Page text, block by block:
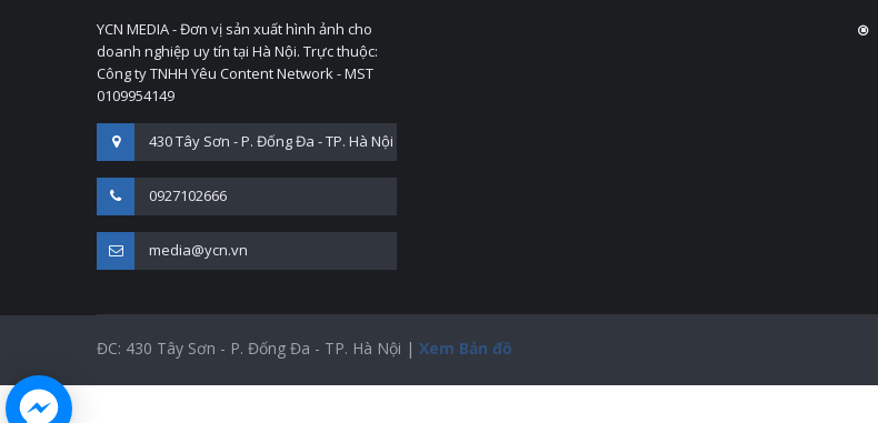
YCN MEDIA - Đơn vị sản xuất hình ảnh cho
doanh nghiệp uy tín tại Hà Nội. Trực thuộc:
Công ty TNHH Yêu Content Network - MST
0109954149
430 Tây Sơn - P. Đống Đa - TP. Hà Nội
0927102666
media@ycn.vn
ĐC: 430 Tây Sơn - P. Đống Đa - TP. Hà Nội | Xem Bản đồ